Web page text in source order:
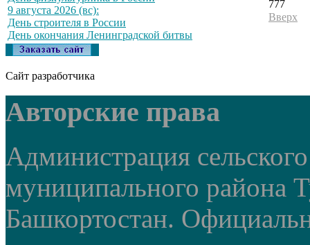
9 августа 2026 (вс):
День строителя в России
День окончания Ленинградской битвы
777
Вверх
Сайт разработчика
Авторские права
Администрация
муниципального района
Башкортостан.